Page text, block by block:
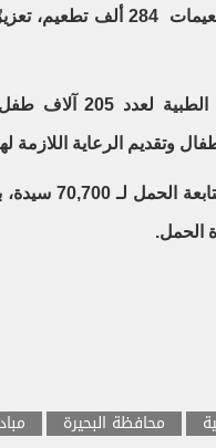
- بلغ إجمالي التطعيمات
- تقديم الخدمات
وتقديم الرعاية اللازمة
- تقديم
الحمل.
محافظة البحيرة